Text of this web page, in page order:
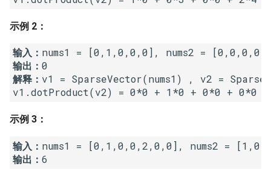
16. 数值的整数次方
17. 打印从 1 到最大的 n 位数
18. 删除链表的节点
19. 正则表达式匹配
20. 表示数值的字符串
14. 字符串中的变位词
15. 字符串中的所有变位词
16. 不含重复字符的最长子字
符串
17. 含有所有字符的最短字符
串
2.6. 回文链表
2.7. 链表相交
2.8. 环路检测
3.1. 三合一
3.2. 栈的最小值
示例 2：
输入：
输出：
解释： v1 = SparseVector(nums1) , v2 =
示例 3：
输入：
输出：